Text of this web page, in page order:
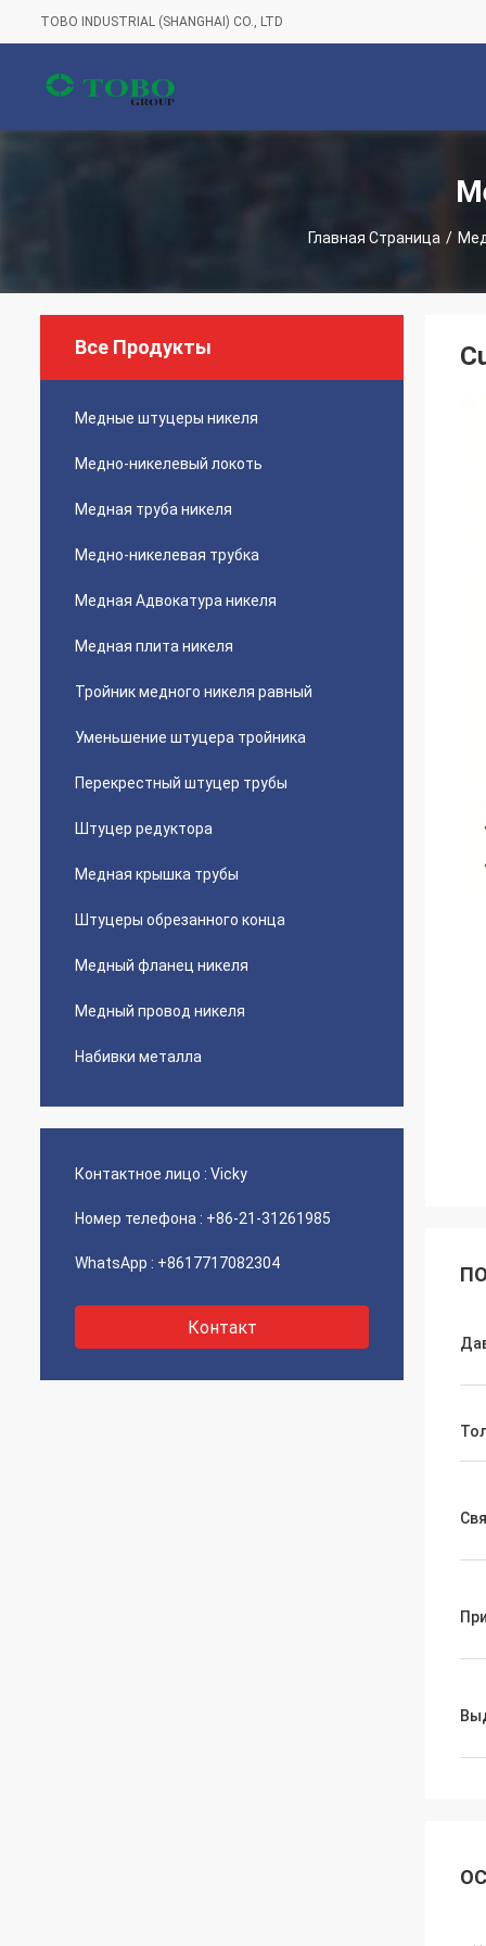
TOBO INDUSTRIAL (SHANGHAI) CO., LTD
Главная Страница /
Все Продукты
Медные штуцеры никеля
Медно-никелевый локоть
Медная труба никеля
Медно-никелевая трубка
Медная Адвокатура никеля
Медная плита никеля
Тройник медного никеля равный
Уменьшение штуцера тройника
Перекрестный штуцер трубы
Штуцер редуктора
Медная крышка трубы
Штуцеры обрезанного конца
Медный фланец никеля
Медный провод никеля
Набивки металла
Контактное лицо : Vicky
Номер телефона : +86-21-31261985
WhatsApp : +8617717082304
Контакт